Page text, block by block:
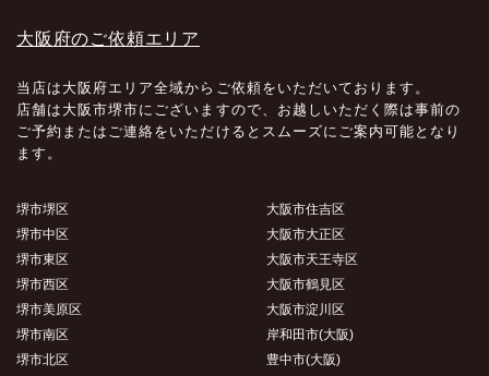
大阪府のご依頼エリア
当店は大阪府エリア全域からご依頼をいただいております。
店舗は大阪市堺市にございますので、お越しいただく際は事前の
ご予約またはご連絡をいただけるとスムーズにご案内可能となり
ます。
堺市堺区
堺市中区
堺市東区
堺市西区
堺市美原区
堺市南区
堺市北区
大阪市住吉区
大阪市大正区
大阪市天王寺区
大阪市鶴見区
大阪市淀川区
岸和田市(大阪)
豊中市(大阪)